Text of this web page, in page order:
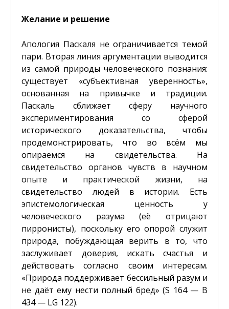
Желание и решение
Апология Паскаля не ограничивается темой
пари. Вторая линия аргументации выводится
из самой природы человеческого познания:
существует «субъективная уверенность»,
основанная на привычке и традиции.
Паскаль сближает сферу научного
экспериментирования со сферой
исторического доказательства, чтобы
продемонстрировать, что во всём мы
опираемся на свидетельства. На
свидетельство органов чувств в научном
опыте и практической жизни, на
свидетельство людей в истории. Есть
эпистемологическая ценность у
человеческого разума (её отрицают
пирронисты), поскольку его опорой служит
природа, побуждающая верить в то, что
заслуживает доверия, искать счастья и
действовать согласно своим интересам.
«Природа поддерживает бессильный разум и
не даёт ему нести полный бред» (S 164 — B
434 — LG 122).